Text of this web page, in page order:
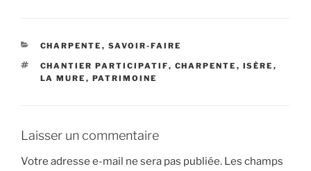
CATÉGORIES
CHARPENTE , SAVOIR-FAIRE
ÉTIQUETTES
CHANTIER PARTICIPATIF, CHARPENTE , ISÈRE ,
LA MURE , PATRIMOINE
Laisser un commentaire
Votre adresse e-mail ne sera pas publiée. Les champs